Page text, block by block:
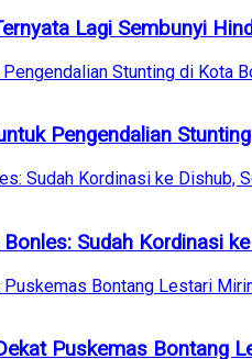
Lagi Sembunyi
Pengendalian
Sudah Kordinasi
Puskemas Bontang